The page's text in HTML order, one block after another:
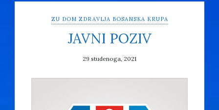
ZU DOM ZDRAVLJA BOSANSKA KRUPA
JAVNI POZIV
29 studenoga, 2021